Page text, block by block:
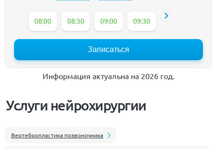
08:00 08:30 09:00 09:30 10:00
Записаться
Информация актуальна на 2026 год.
Услуги нейрохирургии
Вертебропластика позвоночника